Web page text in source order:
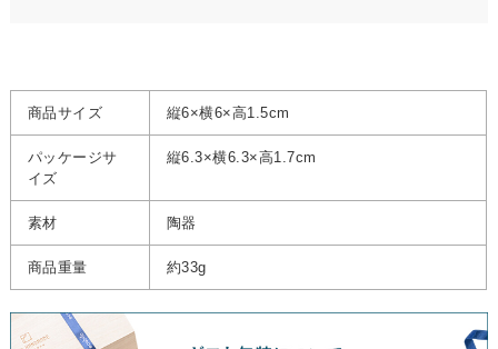
商品サイズ 縦6×横6×高1.5cm
パッケージサ
イズ
縦6.3×横6.3×高1.7cm
素材 陶器
商品重量 約33g